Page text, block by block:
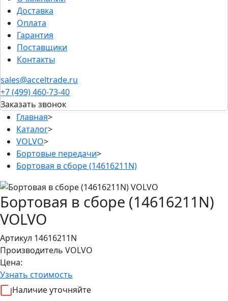
Доставка
Оплата
Гарантия
Поставщики
Контакты
sales@acceltrade.ru
+7 (499) 460-73-40
Заказать звонок
Главная>
Каталог>
VOLVO>
Бортовые передачи>
Бортовая в сборе (14616211N)
Бортовая в сборе (14616211N)
VOLVO
Артикул 14616211N
Производитель VOLVO
Цена:
Узнать стоимость
Наличие уточняйте